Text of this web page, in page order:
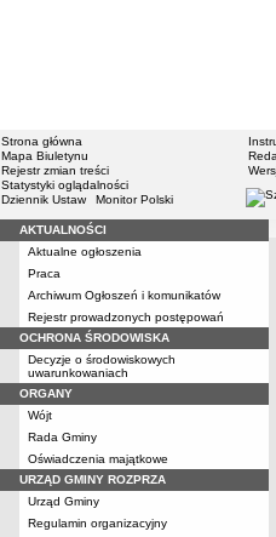
Strona główna
Mapa Biuletynu
Rejestr zmian treści
Statystyki oglądalności
Dziennik Ustaw
Monitor Polski
AKTUALNOŚCI
Aktualne ogłoszenia
Praca
Archiwum Ogłoszeń i komunikatów
Rejestr prowadzonych postępowań
OCHRONA ŚRODOWISKA
Decyzje o środowiskowych
uwarunkowaniach
ORGANY
Wójt
Rada Gminy
Oświadczenia majątkowe
URZĄD GMINY ROZPRZA
Urząd Gminy
Regulamin organizacyjny